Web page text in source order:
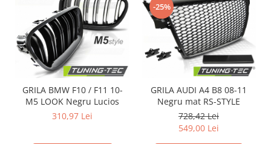
GRILA BMW F10 / F11 10-
M5 LOOK Negru Lucios
310,97 Lei
-25%
GRILA AUDI A4 B8 08-11
Negru mat RS-STYLE
728,42 Lei
549,00 Lei